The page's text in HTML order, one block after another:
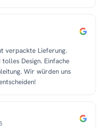
verpackte Lieferung.
Design. Einfache
Wir würden uns